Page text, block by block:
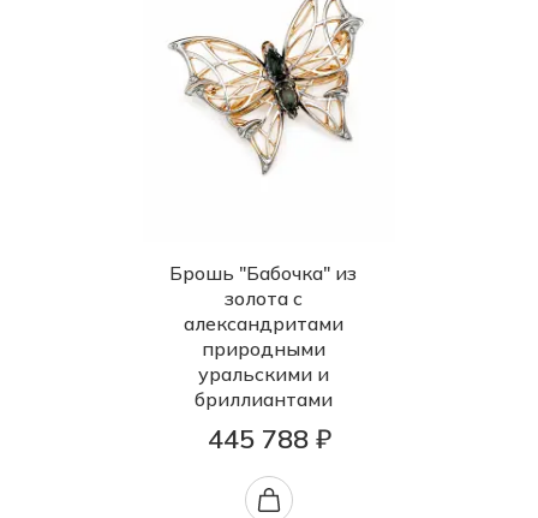
Брошь "Бабочка" из
золота с
александритами
природными
уральскими и
бриллиантами
445 788 ₽